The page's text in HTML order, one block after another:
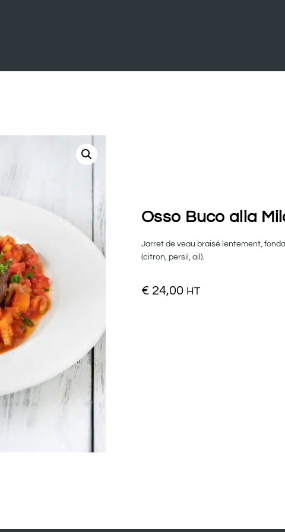
Osso Buco alla
Jarret de veau braisé lentement,
(citron, persil, ail).
€ 24,00 HT